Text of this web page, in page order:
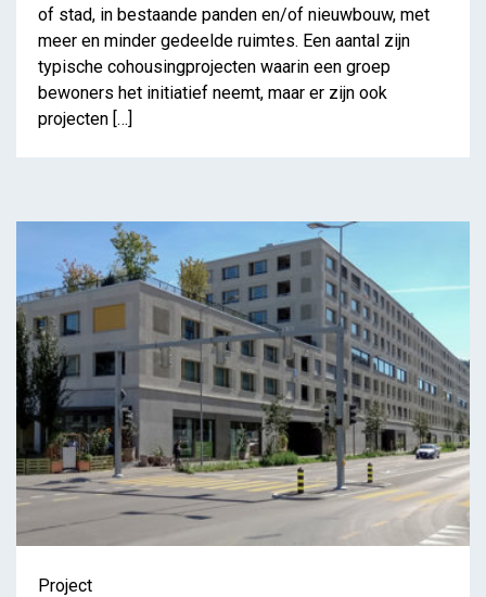
of stad, in bestaande panden en/of nieuwbouw, met
meer en minder gedeelde ruimtes. Een aantal zijn
typische cohousingprojecten waarin een groep
bewoners het initiatief neemt, maar er zijn ook
projecten […]
Project